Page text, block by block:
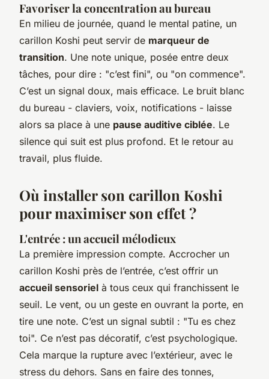
Favoriser la concentration au bureau
En milieu de journée, quand le mental patine, un
carillon Koshi peut servir de marqueur de
transition. Une note unique, posée entre deux
tâches, pour dire : "c’est fini", ou "on commence".
C’est un signal doux, mais efficace. Le bruit blanc
du bureau - claviers, voix, notifications - laisse
alors sa place à une pause auditive ciblée. Le
silence qui suit est plus profond. Et le retour au
travail, plus fluide.
Où installer son carillon Koshi
pour maximiser son effet ?
L'entrée : un accueil mélodieux
La première impression compte. Accrocher un
carillon Koshi près de l’entrée, c’est offrir un
accueil sensoriel à tous ceux qui franchissent le
seuil. Le vent, ou un geste en ouvrant la porte, en
tire une note. C’est un signal subtil : "Tu es chez
toi". Ce n’est pas décoratif, c’est psychologique.
Cela marque la rupture avec l’extérieur, avec le
stress du dehors. Sans en faire des tonnes,